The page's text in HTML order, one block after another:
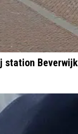
station Beverwijk